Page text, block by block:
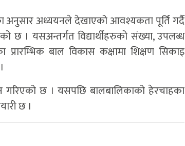
अनुसार अध्ययनले देखाएको आवश्यकता पूर्ति गर्दै
छ । यसअन्तर्गत विद्यार्थीहरुको संख्या, उपलब्ध
बाल विकास कक्षामा शिक्षण सिकाइ
गरिएको छ । यसपछि बालबालिकाको हेरचाहका
छ ।